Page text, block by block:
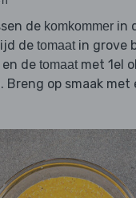
de komkommer in
de tomaatin grove
en de tomaatmet 1el
Breng op smaak met